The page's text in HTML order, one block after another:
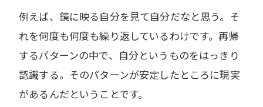
例えば、鏡に映る自分を見て自分だなと思う。そ
れを何度も何度も繰り返しているわけです。再帰
するパターンの中で、自分というものをはっきり
認識する。そのパターンが安定したところに現実
があるんだということです。